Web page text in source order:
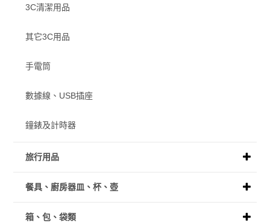
3C清潔用品
其它3C用品
手電筒
數據線、USB插座
鐘錶及計時器
旅行用品
餐具、廚房器皿、杯、壺
箱、包、袋類